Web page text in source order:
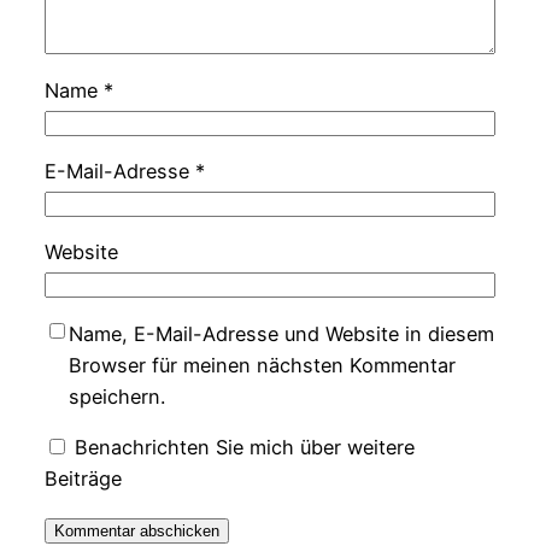
Name *
E-Mail-Adresse *
Website
Name, E-Mail-Adresse und Website in diesem
Browser für meinen nächsten Kommentar
speichern.
Benachrichten Sie mich über weitere
Beiträge